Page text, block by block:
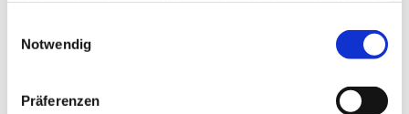
Notwendig
Präferenzen